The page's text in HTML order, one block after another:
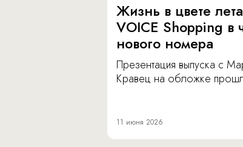
Жизнь в цвете
VOICE Shopping в
нового номера
Презентация выпуска с
Кравец на обложке
11 июня 2026